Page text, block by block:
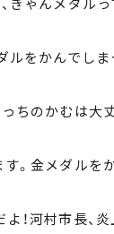
ルをかんでし
ちのかむは大
。金メダルを
！河村市長、